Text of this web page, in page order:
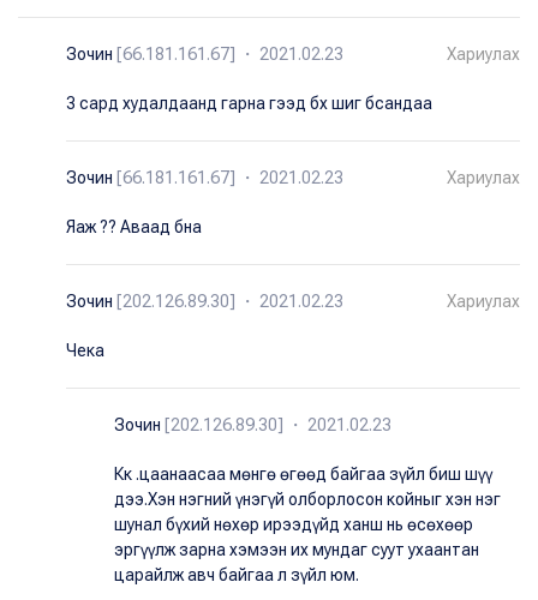
Зочин [66.181.161.67] ・ 2021.02.23 Хариулах
3 сард худалдаанд гарна гээд бх шиг бсандаа
Зочин [66.181.161.67] ・ 2021.02.23 Хариулах
Яаж ?? Аваад бна
Зочин [202.126.89.30] ・ 2021.02.23 Хариулах
Чека
Зочин [202.126.89.30] ・ 2021.02.23
Кк .цаанаасаа мөнгө өгөөд байгаа зүйл биш шүү
дээ.Хэн нэгний үнэгүй олборлосон койныг хэн нэг
шунал бүхий нөхөр ирээдүйд ханш нь өсөхөөр
эргүүлж зарна хэмээн их мундаг суут ухаантан
царайлж авч байгаа л зүйл юм.